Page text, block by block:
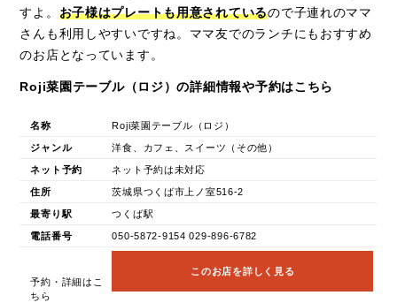
すよ。 お子様はプレートも用意されているので子連れのママ
さんも利用しやすいですね。ママ友でのランチにもおすすめ
のお店となっています。
Roji菜園テーブル（ロジ）の詳細情報や予約はこちら
名称 Roji菜園テーブル（ロジ）
ジャンル 洋食、カフェ、スイーツ（その他）
ネット予約 ネット予約は未対応
住所 茨城県つくば市上ノ室516-2
最寄り駅 つくば駅
電話番号 050-5872-9154 029-896-6782
予約・詳細はこ
ちら
このお店を詳しく見る